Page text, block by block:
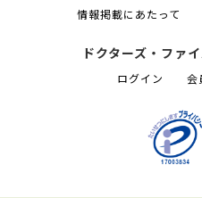
情報掲載にあたって
ドクターズ・ファ
ログイン 会